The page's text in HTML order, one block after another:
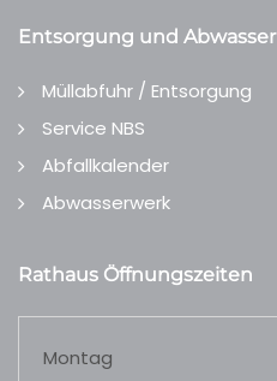
Entsorgung und Abwasser
Müllabfuhr / Entsorgung
Service NBS
Abfallkalender
Abwasserwerk
Rathaus Öffnungszeiten
Montag